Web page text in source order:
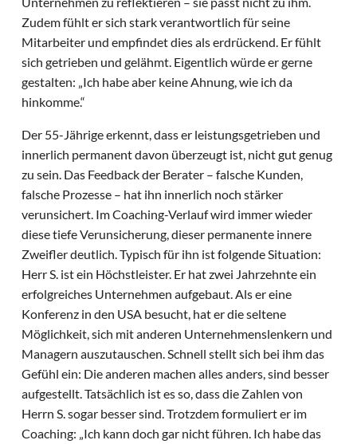
Zudem fühlt er sich stark verantwortlich für seine
Mitarbeiter und empfindet dies als erdrückend. Er fühlt
sich getrieben und gelähmt. Eigentlich würde er gerne
gestalten: „Ich habe aber keine Ahnung, wie ich da
hinkomme.“
Der 55-Jährige erkennt, dass er leistungsgetrieben und
innerlich permanent davon überzeugt ist, nicht gut genug
zu sein. Das Feedback der Berater – falsche Kunden,
falsche Prozesse – hat ihn innerlich noch stärker
verunsichert. Im Coaching-Verlauf wird immer wieder
diese tiefe Verunsicherung, dieser permanente innere
Zweifler deutlich. Typisch für ihn ist folgende Situation:
Herr S. ist ein Höchstleister. Er hat zwei Jahrzehnte ein
erfolgreiches Unternehmen aufgebaut. Als er eine
Konferenz in den USA besucht, hat er die seltene
Möglichkeit, sich mit anderen Unternehmenslenkern und
Managern auszutauschen. Schnell stellt sich bei ihm das
Gefühl ein: Die anderen machen alles anders, sind besser
aufgestellt. Tatsächlich ist es so, dass die Zahlen von
Herrn S. sogar besser sind. Trotzdem formuliert er im
Coaching: „Ich kann doch gar nicht führen. Ich habe das